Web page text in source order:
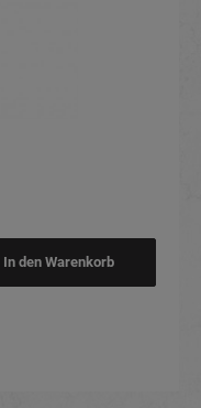
In den Warenkorb